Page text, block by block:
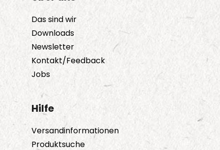
Das sind wir
Downloads
Newsletter
Kontakt/Feedback
Jobs
Hilfe
Versandinformationen
Produktsuche